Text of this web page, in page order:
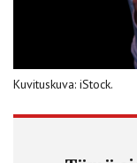
Kuvituskuva: iStock.